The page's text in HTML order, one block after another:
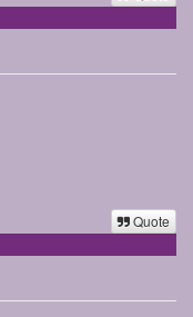
Quote